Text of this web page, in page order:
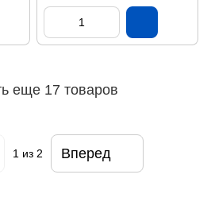
еще 17 товаров
1из 2 Вперед